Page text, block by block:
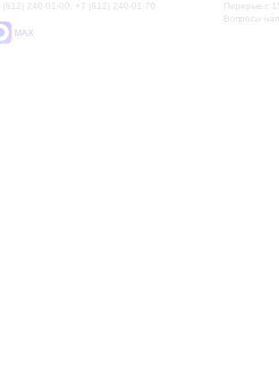
(812) 240-01-00, +7 (812) 240-01-70
MAX
Перерыв с
Вопросы